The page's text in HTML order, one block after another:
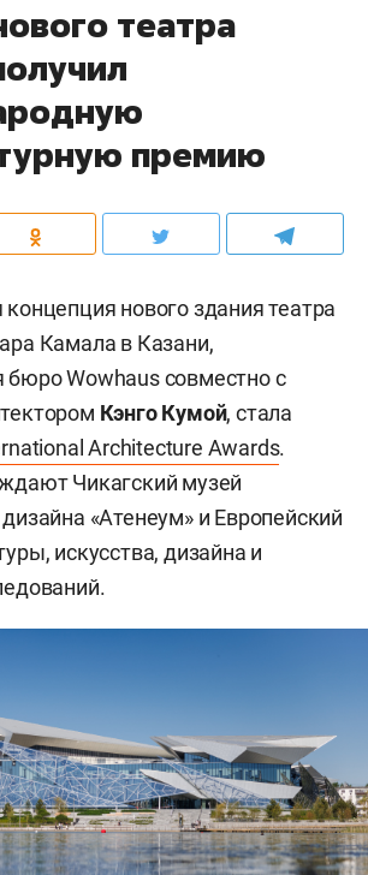
театра
премию
концепция нового здания театра
Камала в Казани,
бюро Wowhaus совместно с
Кэнго Кумой, стала
Architecture Awards.
Чикагский музей
«Атенеум» и Европейский
искусства, дизайна и